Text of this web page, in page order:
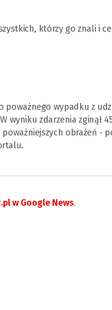
którzy go znali i
poważnego wypadku z
wyniku zdarzenia zginął
obrażeń -
w Google News.